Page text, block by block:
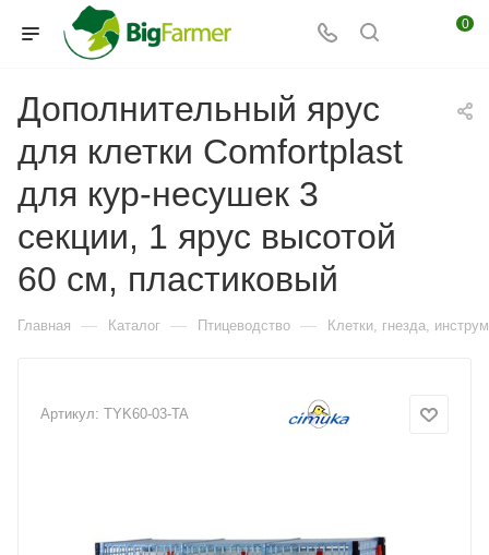
0
Дополнительный ярус
для клетки Comfortplast
для кур-несушек 3
секции, 1 ярус высотой
60 см, пластиковый
Главная — Каталог — Птицеводство — Клетки, гнезда,
Артикул: TYK60-03-TA